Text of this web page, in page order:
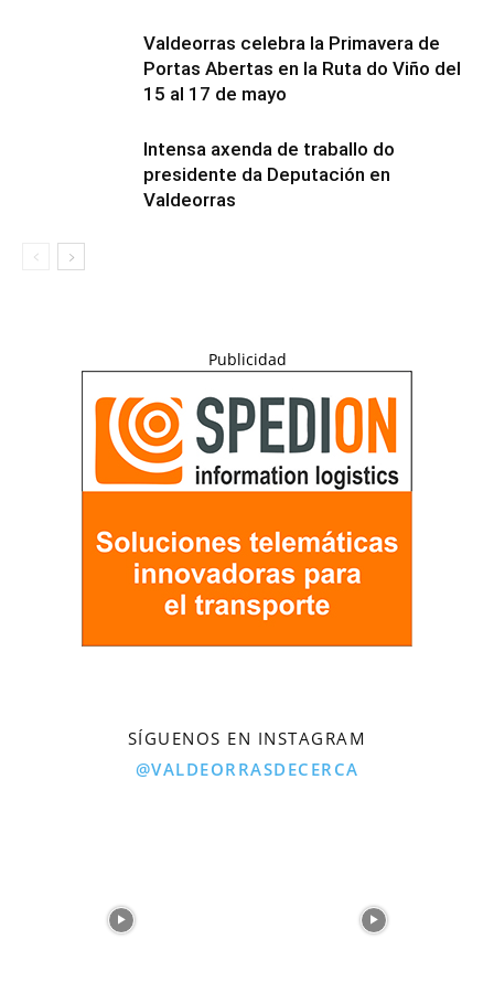
Valdeorras celebra la Primavera de
Portas Abertas en la Ruta do Viño del
15 al 17 de mayo
Intensa axenda de traballo do
presidente da Deputación en
Valdeorras
Publicidad
SÍGUENOS EN INSTAGRAM
@VALDEORRASDECERCA